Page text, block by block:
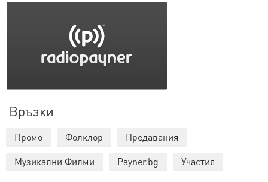
Връзки
Промо Фолклор
Предавания
Музикални Филми
Payner.bg Участия